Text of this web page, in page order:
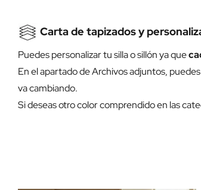
Carta de tapizados y
Puedes personalizar tu silla o sillón ya que
En el apartado de Archivos adjuntos,
va cambiando.
Si deseas otro color comprendido en las